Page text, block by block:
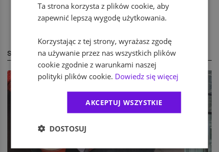
STREFA EKSPERTA
Ta strona korzysta z plików cookie, aby
zapewnić lepszą wygodę użytkowania.
Korzystając z tej strony, wyrażasz zgodę
na używanie przez nas wszystkich plików
cookie zgodnie z warunkami naszej
polityki plików cookie. Dowiedz się więcej
AKCEPTUJ WSZYSTKIE
DOSTOSUJ